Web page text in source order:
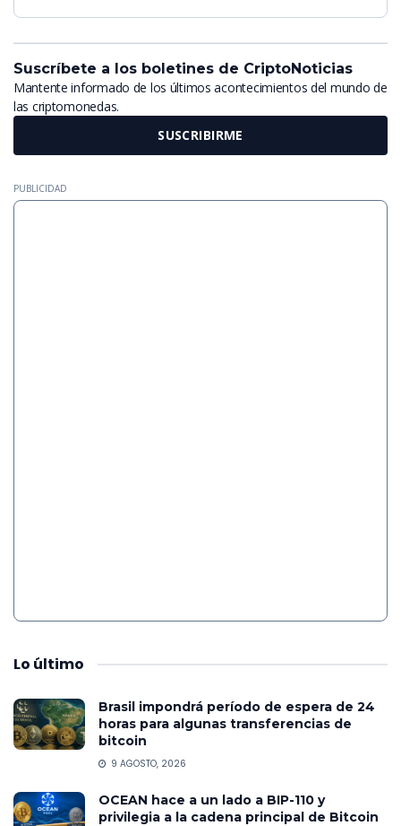
Suscríbete a los boletines de CriptoNoticias
Mantente informado de los últimos acontecimientos del mundo de
las criptomonedas.
SUSCRIBIRME
PUBLICIDAD
Lo último
Brasil impondrá período de espera de 24
horas para algunas transferencias de
bitcoin
9 AGOSTO, 2026
OCEAN hace a un lado a BIP-110 y
privilegia a la cadena principal de Bitcoin